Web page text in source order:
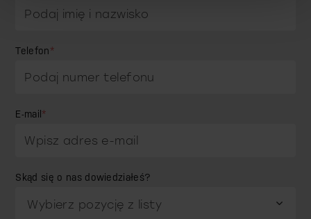
Telefon*
E-mail*
Skąd się o nas dowiedziałeś?